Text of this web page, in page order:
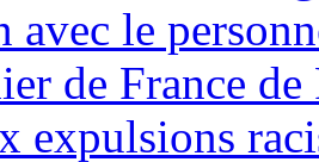
avec le
de France de
expulsions